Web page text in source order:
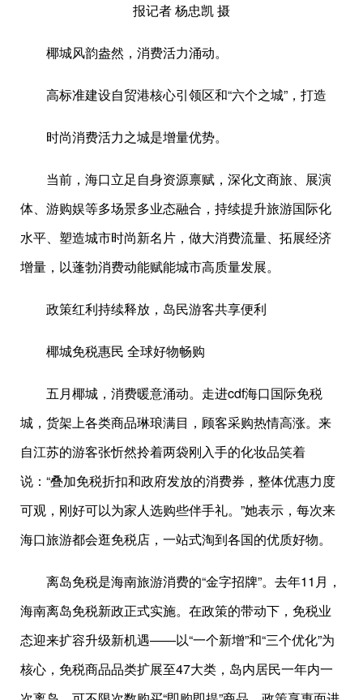
报记者 杨忠凯 摄
椰城风韵盎然，消费活力涌动。
高标准建设自贸港核心引领区和“六个之城”，打造
时尚消费活力之城是增量优势。
当前，海口立足自身资源禀赋，深化文商旅、展演
体、游购娱等多场景多业态融合，持续提升旅游国际化
水平、塑造城市时尚新名片，做大消费流量、拓展经济
增量，以蓬勃消费动能赋能城市高质量发展。
政策红利持续释放，岛民游客共享便利
椰城免税惠民 全球好物畅购
五月椰城，消费暖意涌动。走进cdf海口国际免税
城，货架上各类商品琳琅满目，顾客采购热情高涨。来
自江苏的游客张忻然拎着两袋刚入手的化妆品笑着
说：“叠加免税折扣和政府发放的消费券，整体优惠力度
可观，刚好可以为家人选购些伴手礼。”她表示，每次来
海口旅游都会逛免税店，一站式淘到各国的优质好物。
离岛免税是海南旅游消费的“金字招牌”。去年11月，
海南离岛免税新政正式实施。在政策的带动下，免税业
态迎来扩容升级新机遇——以“一个新增”和“三个优化”为
核心，免税商品品类扩展至47大类，岛内居民一年内一